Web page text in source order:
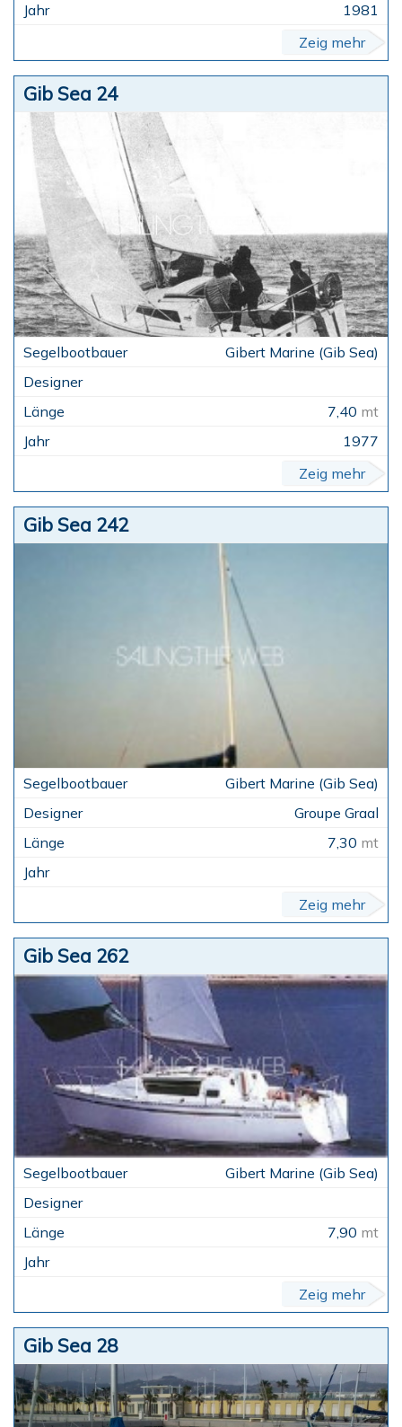
1981
Zeig mehr
Gib Sea 24
Gibert Marine (Gib Sea)
7,40 mt
1977
Zeig mehr
Gib Sea 242
Gibert Marine (Gib Sea)
Groupe Graal
7,30 mt
Zeig mehr
Gib Sea 262
Gibert Marine (Gib Sea)
7,90 mt
Zeig mehr
Gib Sea 28